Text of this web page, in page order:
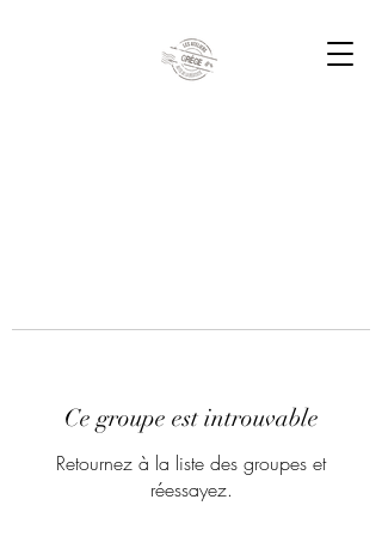
Ce groupe est introuvable
Retournez à la liste des groupes et
réessayez.